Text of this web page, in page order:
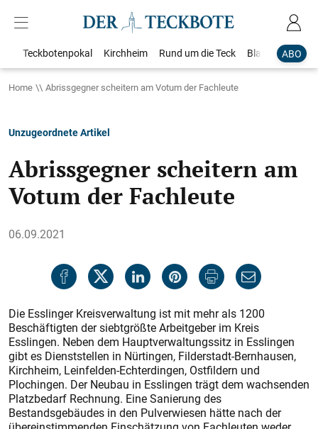
ABO
Teckbotenpokal Kirchheim Rund um die Teck Blaulicht
Home Abrissgegner scheitern am Votum der Fachleute
Unzugeordnete Artikel
Abrissgegner scheitern am
Votum der Fachleute
06.09.2021
Die Esslinger Kreisverwaltung ist mit mehr als 1200
Beschäftigten der siebtgrößte Arbeitgeber im Kreis
Esslingen. Neben dem Hauptverwaltungssitz in Esslingen
gibt es Dienststellen in Nürtingen, Filderstadt-Bernhausen,
Kirchheim, Leinfelden-Echterdingen, Ostfildern und
Plochingen. Der Neubau in Esslingen trägt dem wachsenden
Platzbedarf Rechnung. Eine Sanierung des
Bestandsgebäudes in den Pulverwiesen hätte nach der